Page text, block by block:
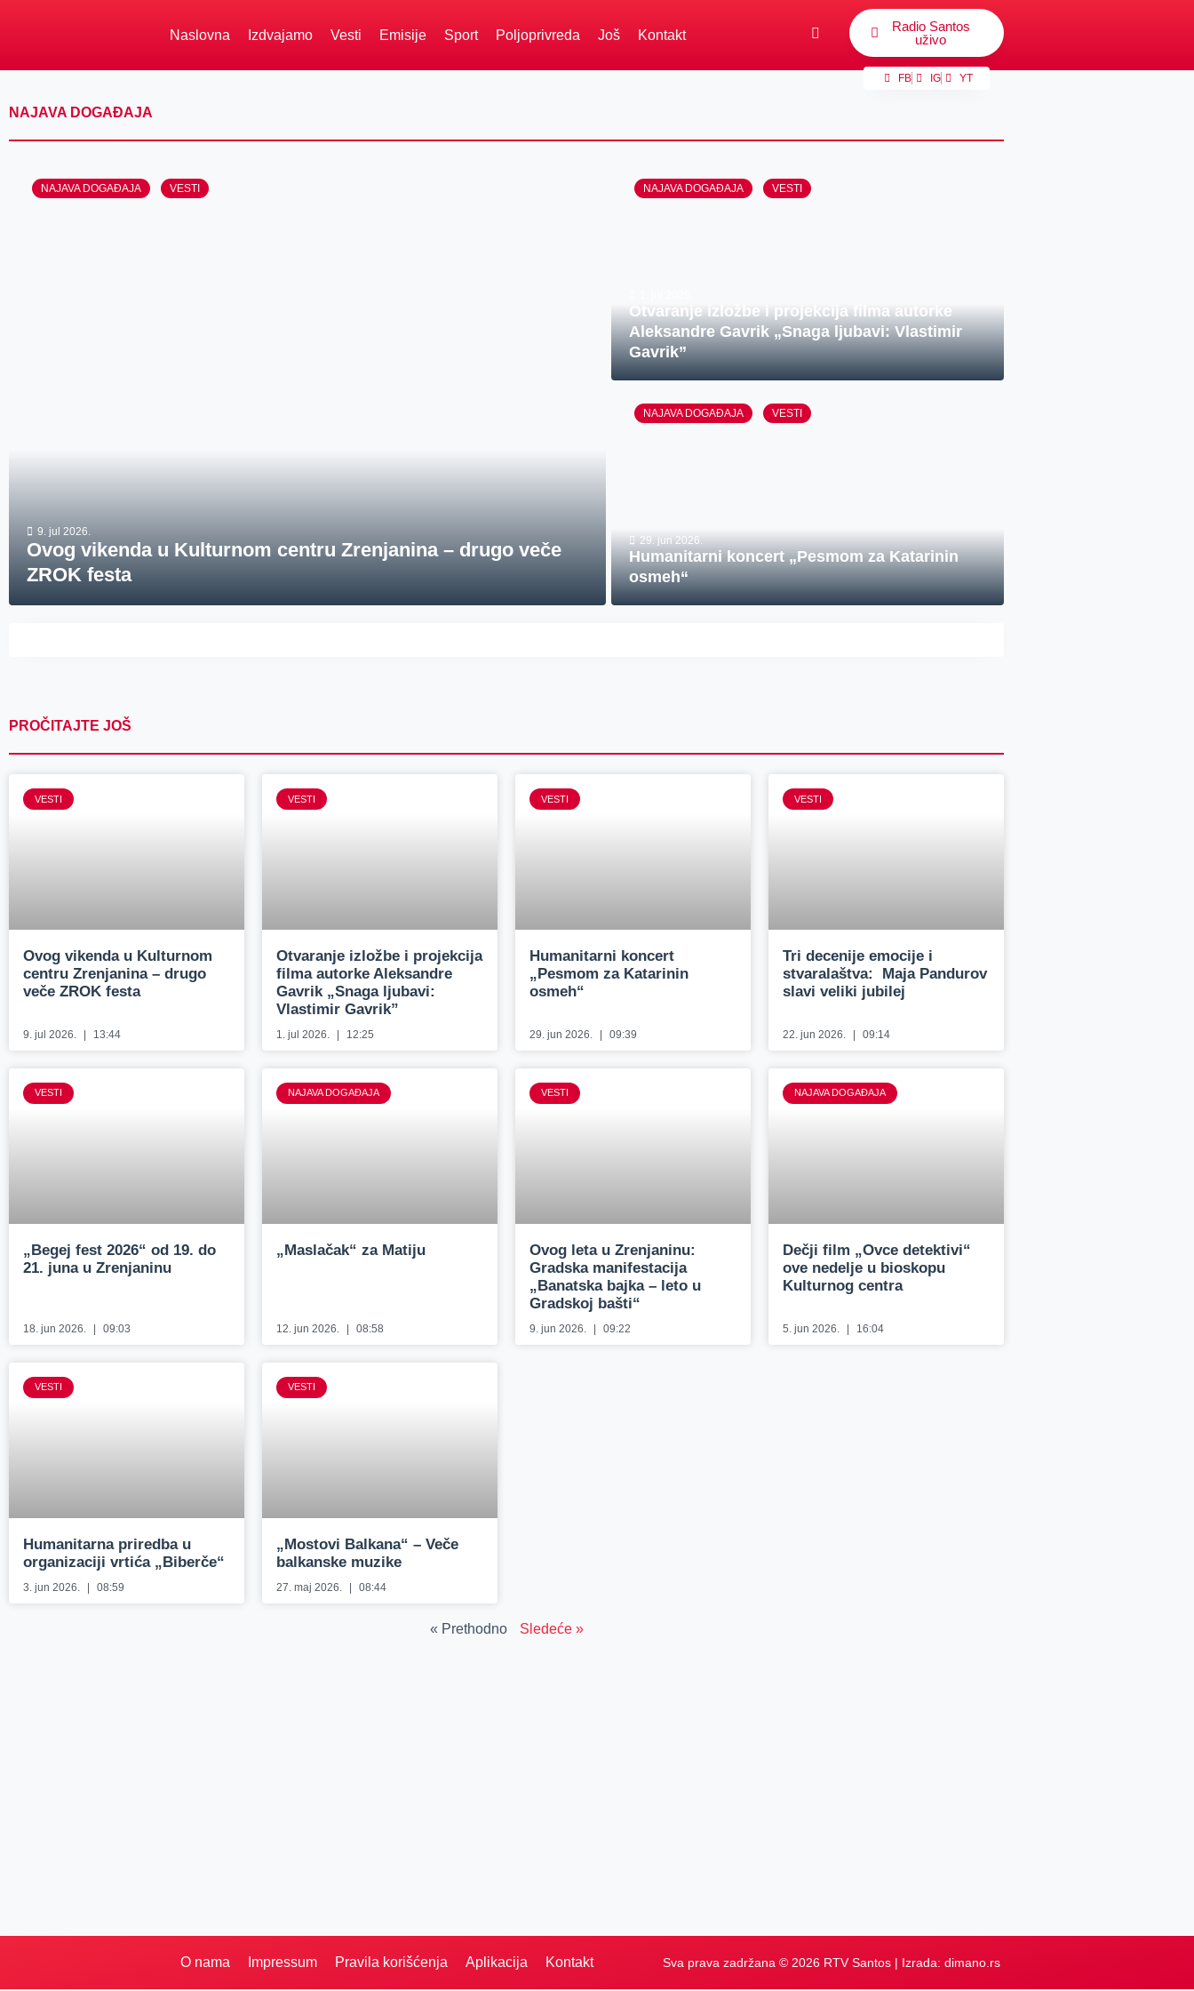
Naslovna Izdvajamo Vesti Emisije Sport Poljoprivreda Još Kontakt
Radio Santos
uživo
FB IG YT
NAJAVA DOGAĐAJA
NAJAVA DOGAĐAJA VESTI
9. jul 2026.
Ovog vikenda u Kulturnom centru Zrenjanina – drugo veče
ZROK festa
NAJAVA DOGAĐAJA VESTI
Otvaranje izložbe i projekcija filma autorke
Aleksandre Gavrik „Snaga ljubavi: Vlastimir
Gavrik”
NAJAVA DOGAĐAJA VESTI
29. jun 2026.
Humanitarni koncert „Pesmom za Katarinin
osmeh“
PROČITAJTE JOŠ
VESTI
Ovog vikenda u Kulturnom
centru Zrenjanina – drugo
veče ZROK festa
9. jul 2026. 13:44
VESTI
Otvaranje izložbe i projekcija
filma autorke Aleksandre
Gavrik „Snaga ljubavi:
Vlastimir Gavrik”
1. jul 2026. 12:25
VESTI
Humanitarni koncert
„Pesmom za Katarinin
osmeh“
29. jun 2026. 09:39
VESTI
Tri decenije emocije i
stvaralaštva: Maja Pandurov
slavi veliki jubilej
22. jun 2026. 09:14
VESTI
„Begej fest 2026“ od 19. do
21. juna u Zrenjaninu
18. jun 2026. 09:03
NAJAVA DOGAĐAJA
„Maslačak“ za Matiju
12. jun 2026. 08:58
VESTI
Ovog leta u Zrenjaninu:
Gradska manifestacija
„Banatska bajka – leto u
Gradskoj bašti“
9. jun 2026. 09:22
NAJAVA DOGAĐAJA
Dečji film „Ovce detektivi“
ove nedelje u bioskopu
Kulturnog centra
5. jun 2026. 16:04
VESTI
Humanitarna priredba u
organizaciji vrtića „Biberče“
3. jun 2026. 08:59
VESTI
„Mostovi Balkana“ – Veče
balkanske muzike
27. maj 2026. 08:44
« Prethodno Sledeće »
O nama Impressum Pravila korišćenja Aplikacija Kontakt Sva prava zadržana © 2026 RTV Santos | Izrada:dimano.rs